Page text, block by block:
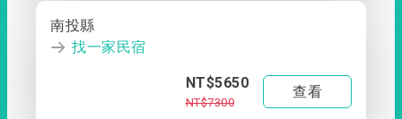
南投縣
找一家民宿
NT$5650
NT$7300
查看